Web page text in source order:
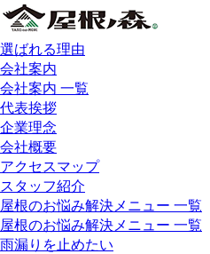
選ばれる理由
会社案内
会社案内 一覧
代表挨拶
企業理念
会社概要
アクセスマップ
スタッフ紹介
屋根のお悩み解決メニュー 一覧
屋根のお悩み解決メニュー 一覧
雨漏りを止めたい